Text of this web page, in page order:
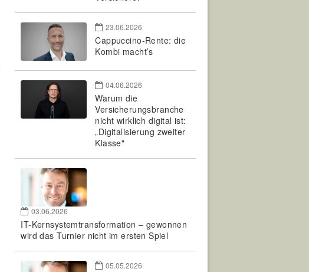
23.06.2026
Cappuccino-Rente: die
Kombi macht’s
04.06.2026
Warum die
Versicherungsbranche
nicht wirklich digital ist:
„Digitalisierung zweiter
Klasse"
03.06.2026
IT-Kernsystemtransformation – gewonnen
wird das Turnier nicht im ersten Spiel
05.05.2026